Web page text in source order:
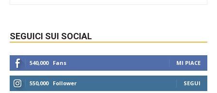
SEGUICI SUI SOCIAL
540,000 Fans MI PIACE
550,000 Follower SEGUI